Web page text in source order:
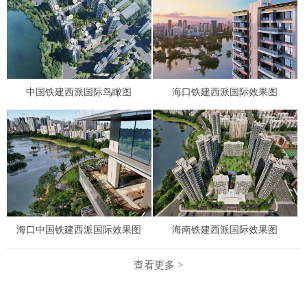
中国铁建西派国际鸟瞰图 海口铁建西派国际效果图
海口中国铁建西派国际效果图 海南铁建西派国际效果图
查看更多 >